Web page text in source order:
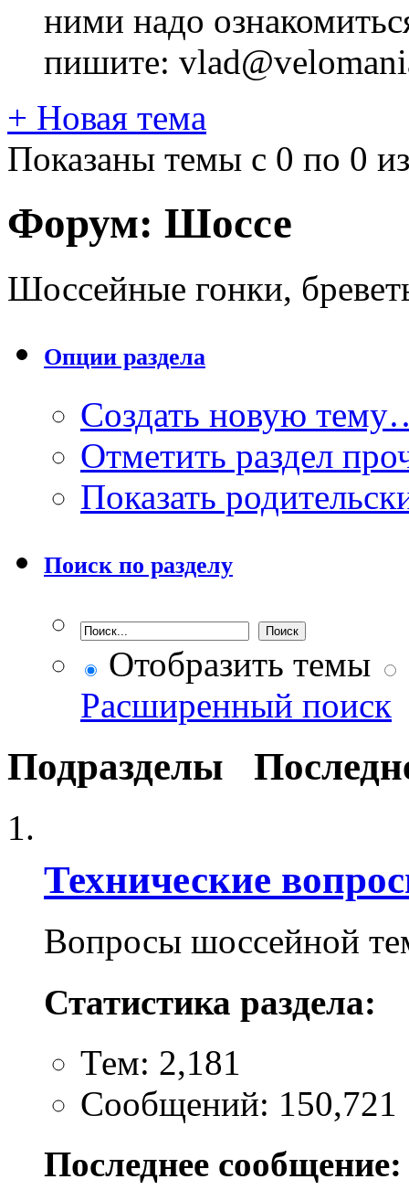
ними надо
пишите:
+ Новая тема
Показаны темы с 0 по 0
Форум: Шоссе
Шоссейные гонки,
Опции раздела
Создать новую
Отметить раздел
Показать
Поиск по разделу
Отобразить темы
Расширенный поиск
Подразделы
Технические
Вопросы шоссейной
Статистика раздела:
Тем: 2,181
Сообщений: 150,721
Последнее сообщение: